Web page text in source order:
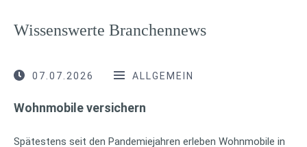
Wissenswerte Branchennews
07.07.2026 ALLGEMEIN
Wohnmobile versichern
Spätestens seit den Pandemiejahren erleben Wohnmobile in